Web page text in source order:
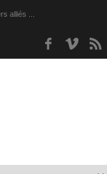
alliés ...